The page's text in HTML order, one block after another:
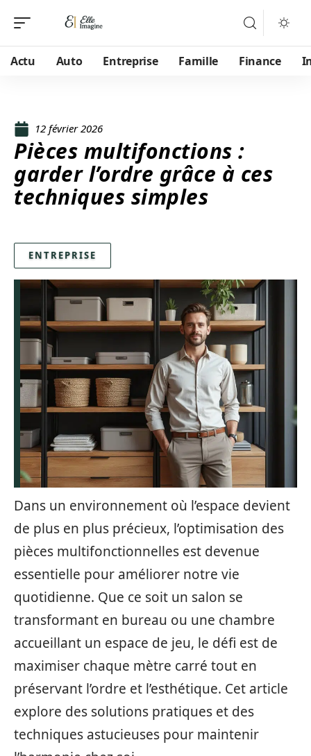
Actu Auto Entreprise Famille Finance
12 février 2026
Pièces multifonctions :
garder l’ordre grâce à ces
techniques simples
ENTREPRISE
Dans un environnement où l’espace devient
de plus en plus précieux, l’optimisation des
pièces multifonctionnelles est devenue
essentielle pour améliorer notre vie
quotidienne. Que ce soit un salon se
transformant en bureau ou une chambre
accueillant un espace de jeu, le défi est de
maximiser chaque mètre carré tout en
préservant l’ordre et l’esthétique. Cet article
explore des solutions pratiques et des
techniques astucieuses pour maintenir